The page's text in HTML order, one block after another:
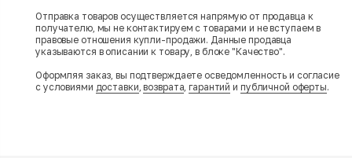
Отправка товаров осуществляется напрямую от продавца к
получателю, мы не контактируем с товарами и не вступаем в
правовые отношения купли-продажи. Данные продавца
указываются в описании к товару, в блоке "Качество".
Оформляя заказ, вы подтверждаете осведомленность и согласие
с условиями доставки,возврата,гарантий и публичной оферты.